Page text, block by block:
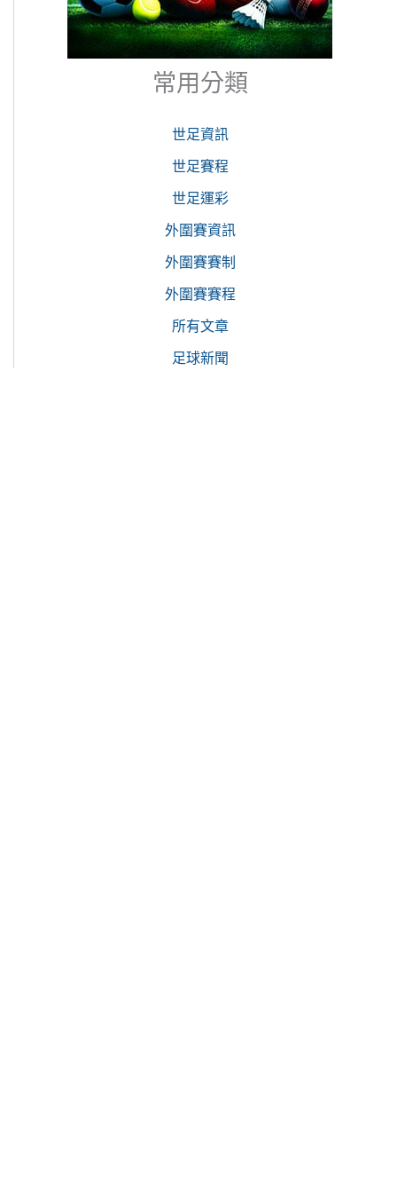
常用分類
世足資訊
世足賽程
世足運彩
外圍賽資訊
外圍賽賽制
外圍賽賽程
所有文章
足球新聞